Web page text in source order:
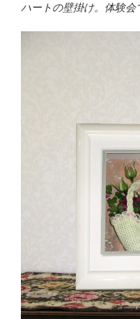
ハートの壁掛け。体験会